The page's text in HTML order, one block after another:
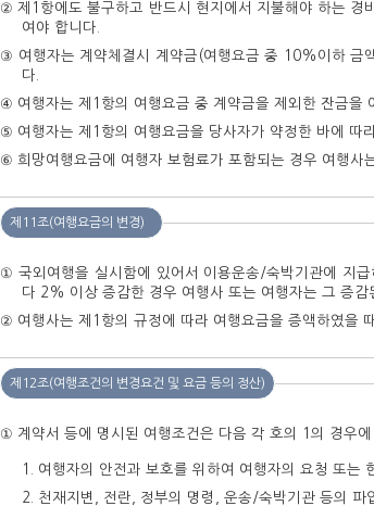
② 제1항에도 불구하고 반드시 현지에서 지불해야 하는 경
여야 합니다.
③ 여행자는 계약체결시 계약금(여행요금 중 10%이하 금
다.
④ 여행자는 제1항의 여행요금 중 계약금을 제외한 잔금을
⑤ 여행자는 제1항의 여행요금을 당사자가 약정한 바에 따
⑥ 희망여행요금에 여행자 보험료가 포함되는 경우 여행사
제11조(여행요금의 변경)
① 국외여행을 실시함에 있어서 이용운송/숙박기관에 지
다 2% 이상 증감한 경우 여행사 또는 여행자는 그 증
② 여행사는 제1항의 규정에 따라 여행요금을 증액하였을
제12조(여행조건의 변경요건 및 요금 등의 정산)
① 계약서 등에 명시된 여행조건은 다음 각 호의 1의 경우에
여행자의 안전과 보호를 위하여 여행자의 요청 또는
천재지변, 전란, 정부의 명령, 운송/숙박기관 등의